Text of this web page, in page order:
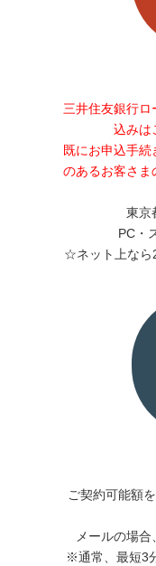
三井住友銀行ロ
込みは
既にお申込手
のあるお客さま
東京
PC・
☆ネット上なら
ご契約可能額
メールの場
※通常、最短3